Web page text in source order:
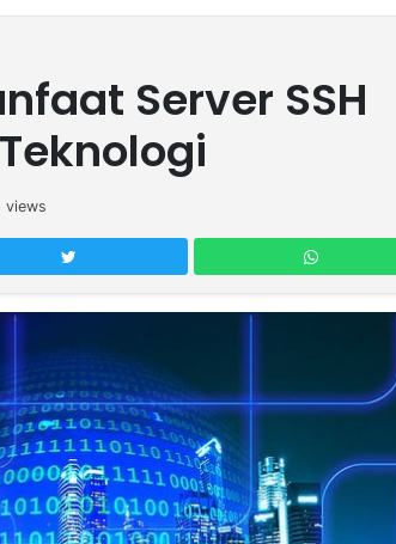
Server SSH
views